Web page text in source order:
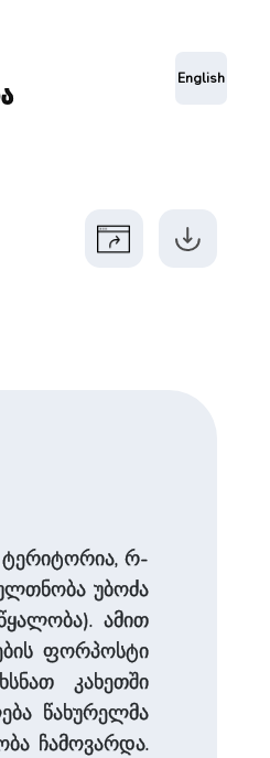
English
ტერიტორია, რ-
უბოძა
ამით
ფორპოსტი
კახეთში
წახურელმა
ჩამოვარდა.